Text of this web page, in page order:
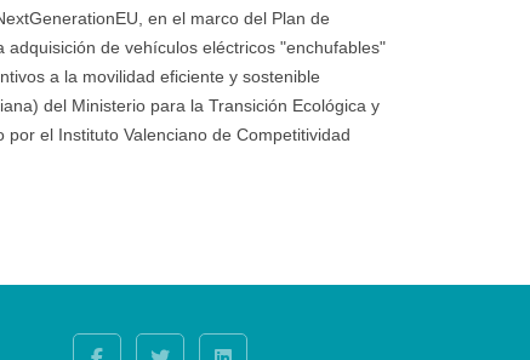
en el marco del Plan de
de vehículos eléctricos "enchufables"
a la movilidad eficiente y sostenible
del Ministerio para la Transición Ecológica y
el Instituto Valenciano de Competitividad